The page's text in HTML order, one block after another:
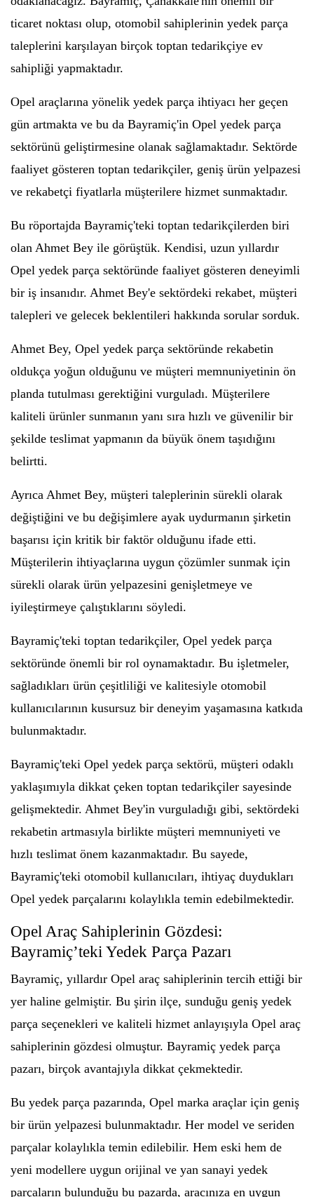
ticaret noktası olup, otomobil sahiplerinin yedek parça
taleplerini karşılayan birçok toptan tedarikçiye ev
sahipliği yapmaktadır.
Opel araçlarına yönelik yedek parça ihtiyacı her geçen
gün artmakta ve bu da Bayramiç'in Opel yedek parça
sektörünü geliştirmesine olanak sağlamaktadır. Sektörde
faaliyet gösteren toptan tedarikçiler, geniş ürün yelpazesi
ve rekabetçi fiyatlarla müşterilere hizmet sunmaktadır.
Bu röportajda Bayramiç'teki toptan tedarikçilerden biri
olan Ahmet Bey ile görüştük. Kendisi, uzun yıllardır
Opel yedek parça sektöründe faaliyet gösteren deneyimli
bir iş insanıdır. Ahmet Bey'e sektördeki rekabet, müşteri
talepleri ve gelecek beklentileri hakkında sorular sorduk.
Ahmet Bey, Opel yedek parça sektöründe rekabetin
oldukça yoğun olduğunu ve müşteri memnuniyetinin ön
planda tutulması gerektiğini vurguladı. Müşterilere
kaliteli ürünler sunmanın yanı sıra hızlı ve güvenilir bir
şekilde teslimat yapmanın da büyük önem taşıdığını
belirtti.
Ayrıca Ahmet Bey, müşteri taleplerinin sürekli olarak
değiştiğini ve bu değişimlere ayak uydurmanın şirketin
başarısı için kritik bir faktör olduğunu ifade etti.
Müşterilerin ihtiyaçlarına uygun çözümler sunmak için
sürekli olarak ürün yelpazesini genişletmeye ve
iyileştirmeye çalıştıklarını söyledi.
Bayramiç'teki toptan tedarikçiler, Opel yedek parça
sektöründe önemli bir rol oynamaktadır. Bu işletmeler,
sağladıkları ürün çeşitliliği ve kalitesiyle otomobil
kullanıcılarının kusursuz bir deneyim yaşamasına katkıda
bulunmaktadır.
Bayramiç'teki Opel yedek parça sektörü, müşteri odaklı
yaklaşımıyla dikkat çeken toptan tedarikçiler sayesinde
gelişmektedir. Ahmet Bey'in vurguladığı gibi, sektördeki
rekabetin artmasıyla birlikte müşteri memnuniyeti ve
hızlı teslimat önem kazanmaktadır. Bu sayede,
Bayramiç'teki otomobil kullanıcıları, ihtiyaç duydukları
Opel yedek parçalarını kolaylıkla temin edebilmektedir.
Opel Araç Sahiplerinin Gözdesi:
Bayramiç’teki Yedek Parça Pazarı
Bayramiç, yıllardır Opel araç sahiplerinin tercih ettiği bir
yer haline gelmiştir. Bu şirin ilçe, sunduğu geniş yedek
parça seçenekleri ve kaliteli hizmet anlayışıyla Opel araç
sahiplerinin gözdesi olmuştur. Bayramiç yedek parça
pazarı, birçok avantajıyla dikkat çekmektedir.
Bu yedek parça pazarında, Opel marka araçlar için geniş
bir ürün yelpazesi bulunmaktadır. Her model ve seriden
parçalar kolaylıkla temin edilebilir. Hem eski hem de
yeni modellere uygun orijinal ve yan sanayi yedek
parçaların bulunduğu bu pazarda, aracınıza en uygun